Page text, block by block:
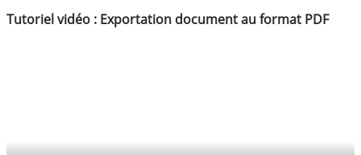
Tutoriel vidéo : Exportation document au format PDF